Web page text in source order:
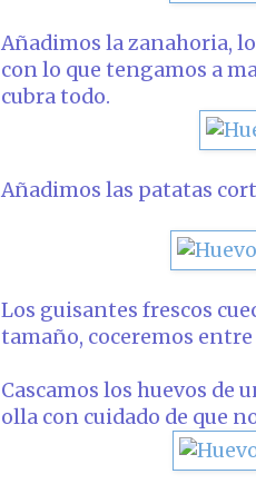
Añadimos la zanahoria,
con lo que tengamos a
cubra todo.
Añadimos las patatas
Los guisantes frescos
tamaño, coceremos entre
Cascamos los huevos de
olla con cuidado de que